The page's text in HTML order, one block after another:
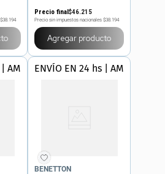
$38.194
Precio final$46.215
Precio sin impuestos nacionales $38.194
Agregar producto
ENVÍO EN 24 hs | AMBA
BENETTON